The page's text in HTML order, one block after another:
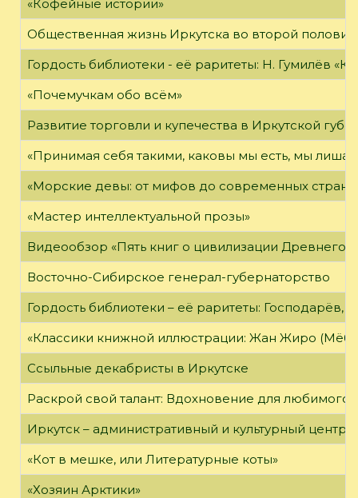
«Кофейные истории»
Общественная жизнь Иркутска во второй
Гордость библиотеки - её раритеты: Н. Гумилёв
«Почемучкам обо всём»
Развитие торговли и купечества в Иркутской
«Принимая себя такими, каковы мы есть, мы
«Морские девы: от мифов до современных
«Мастер интеллектуальной прозы»
Видеообзор «Пять книг о цивилизации Древнего
Восточно-Сибирское генерал-губернаторство
Гордость библиотеки – её раритеты:
«Классики книжной иллюстрации: Жан Жиро
Ссыльные декабристы в Иркутске
Раскрой свой талант: Вдохновение для любимого
Иркутск – административный и культурный центр
«Кот в мешке, или Литературные коты»
«Хозяин Арктики»